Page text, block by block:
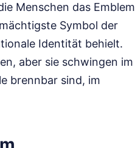
Menschen das Emblem
Symbol der
Identität behielt.
aber sie schwingen im
brennbar sind, im